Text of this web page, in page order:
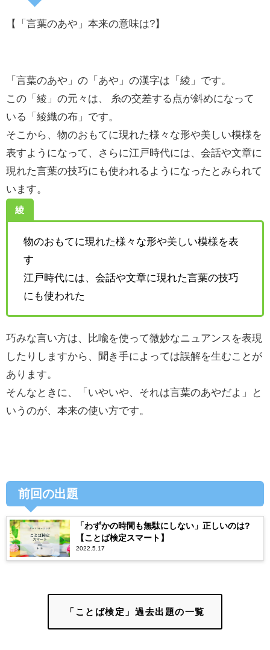
【「言葉のあや」本来の意味は?】
「言葉のあや」の「あや」の漢字は「綾」です。
この「綾」の元々は、 糸の交差する点が斜めになって
いる「綾織の布」です。
そこから、物のおもてに現れた様々な形や美しい模様を
表すようになって、さらに江戸時代には、会話や文章に
現れた言葉の技巧にも使われるようになったとみられて
います。
綾
物のおもてに現れた様々な形や美しい模様を表
す
江戸時代には、会話や文章に現れた言葉の技巧
にも使われた
巧みな言い方は、比喩を使って微妙なニュアンスを表現
したりしますから、聞き手によっては誤解を生むことが
あります。
そんなときに、「いやいや、それは言葉のあやだよ」と
いうのが、本来の使い方です。
前回の出題
「わずかの時間も無駄にしない」正しいのは?
【ことば検定スマート】
2022.5.17
「ことば検定」過去出題の一覧